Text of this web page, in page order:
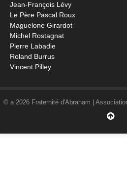
Jean-François Lévy
Le Père Pascal Roux
Maguelone Girardot
Michel Rostagnat
Pierre Labadie
Roland Burrus
Vincent Pilley
© a 2026 Fraternité d'Abraham |